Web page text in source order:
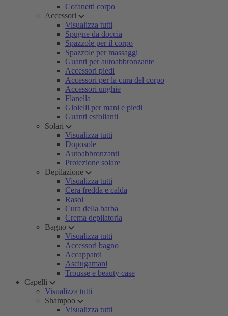
Cofanetti corpo
Accessori
Visualizza tutti
Spugne da doccia
Spazzole per il corpo
Spazzole per massaggi
Guanti per autoabbronzante
Accessori piedi
Accessori per la cura del corpo
Accessori unghie
Flanella
Gioielli per mani e piedi
Guanti esfolianti
Solari
Visualizza tutti
Doposole
Autoabbronzanti
Protezione solare
Depilazione
Visualizza tutti
Cera fredda e calda
Rasoi
Cura della barba
Crema depilatoria
Bagno
Visualizza tutti
Accessori bagno
Accappatoi
Asciugamani
Trousse e beauty case
Capelli
Visualizza tutti
Shampoo
Visualizza tutti